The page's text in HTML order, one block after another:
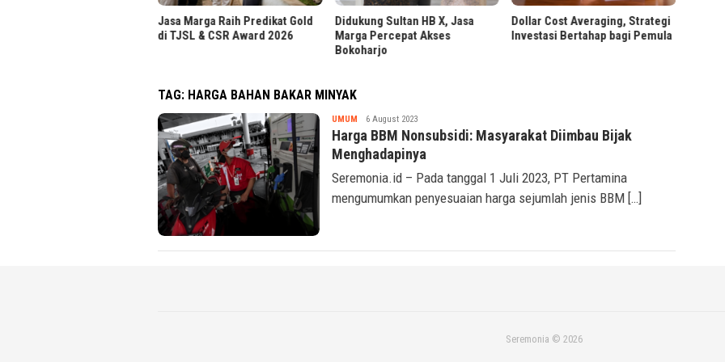
Jasa Marga Raih Predikat Gold
di TJSL & CSR Award 2026
Didukung Sultan HB X, Jasa
Marga Percepat Akses
Bokoharjo
Dollar Cost Averaging, Strategi
Investasi Bertahap bagi Pemula
TAG: HARGA BAHAN BAKAR MINYAK
UMUM Seremonia
6 August 2023
Harga BBM Nonsubsidi: Masyarakat Diimbau Bijak
Menghadapinya
Seremonia.id – Pada tanggal 1 Juli 2023, PT Pertamina
mengumumkan penyesuaian harga sejumlah jenis BBM […]
Seremonia © 2026